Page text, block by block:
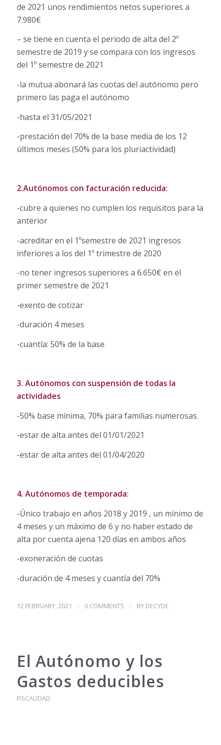
de 2021 unos rendimientos netos superiores a
7.980€
– se tiene en cuenta el periodo de alta del 2º
semestre de 2019 y se compara con los ingresos
del 1º semestre de 2021
-la mutua abonará las cuotas del autónomo pero
primero las paga el autónomo
-hasta el 31/05/2021
-prestación del 70% de la base media de los 12
últimos meses (50% para los pluriactividad)
2.Autónomos con facturación reducida:
-cubre a quienes no cumplen los requisitos para la
anterior
-acreditar en el 1ºsemestre de 2021 ingresos
inferiores a los del 1º trimestre de 2020
-no tener ingresos superiores a 6.650€ en el
primer semestre de 2021
-exento de cotizar
-duración 4 meses
-cuantía: 50% de la base
3. Autónomos con suspensión de todas la
actividades
-50% base mínima, 70% para familias numerosas.
-estar de alta antes del 01/01/2021
-estar de alta antes del 01/04/2020
4. Autónomos de temporada:
-Único trabajo en años 2018 y 2019 , un mínimo de
4 meses y un máximo de 6 y no haber estado de
alta por cuenta ajena 120 días en ambos años
-exoneración de cuotas
-duración de 4 meses y cuantía del 70%
12 FEBRUARY, 2021 / 0 COMMENTS / BY DECYDE
El Autónomo y los
Gastos deducibles
FISCALIDAD